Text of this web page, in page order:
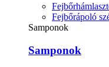
Fejbőrápoló
Samponok
Samponok